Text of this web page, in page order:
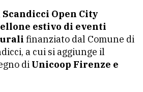
Scandicci Open City
estivo di eventi
finanziato dal Comune di
a cui si aggiunge il
di Unicoop Firenze e